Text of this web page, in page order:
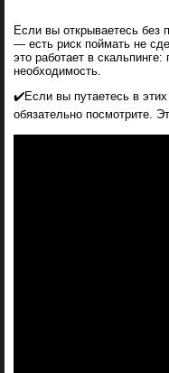
Если вы открываетесь без
— есть риск поймать не
это работает в
необходимость.
✔️Если вы путаетесь в
обязательно посмотрите.